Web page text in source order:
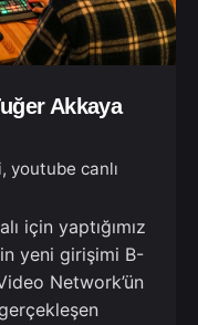
Akkaya
youtube canlı
için yaptığımız
yeni girişimi B-
Network’ün